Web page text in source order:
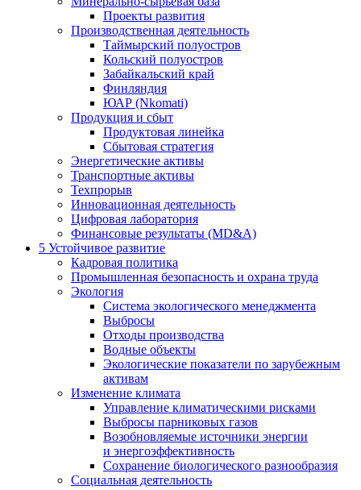
Проекты развития
Производственная деятельность
Таймырский полуостров
Кольский полуостров
Забайкальский край
Финляндия
ЮАР (Nkomati)
Продукция и сбыт
Продуктовая линейка
Сбытовая стратегия
Энергетические активы
Транспортные активы
Техпрорыв
Инновационная деятельность
Цифровая лаборатория
Финансовые результаты (MD&A)
5 Устойчивое развитие
Кадровая политика
Промышленная безопасность и охрана труда
Экология
Система экологического менеджмента
Выбросы
Отходы производства
Водные объекты
Экологические показатели по зарубежным
активам
Изменение климата
Управление климатическими рисками
Выбросы парниковых газов
Возобновляемые источники энергии
и энергоэффективность
Сохранение биологического разнообразия
Социальная деятельность